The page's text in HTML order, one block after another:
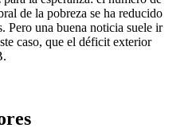
de la pobreza se ha reducido
Pero una buena noticia suele ir
caso, que el déficit exterior